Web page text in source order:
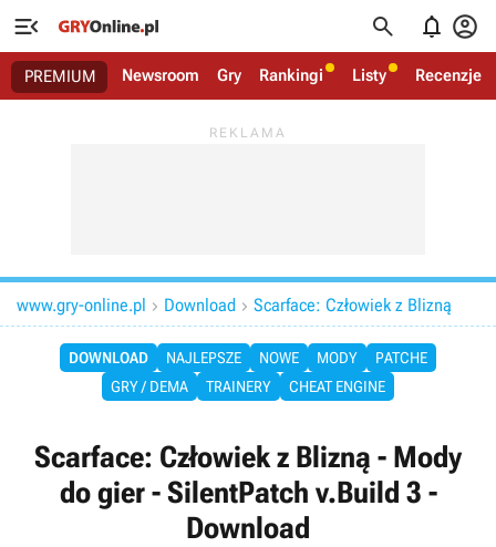
   
PREMIUM Newsroom Gry Rankingi Listy Recenzje
www.gry-online.pl  Download  Scarface: Człowiek z Blizną
DOWNLOAD NAJLEPSZE NOWE MODY
PATCHE
GRY / DEMA
TRAINERY CHEAT ENGINE
Scarface: Człowiek z Blizną - Mody
do gier - SilentPatch v.Build 3 -
Download